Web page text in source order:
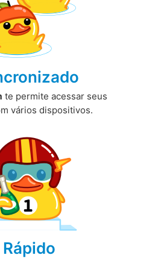
te permite acessar seus
vários dispositivos.
Rápido